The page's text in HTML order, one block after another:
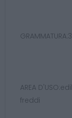
AREA
freddi